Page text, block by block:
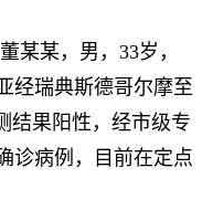
某，男，33岁，
经瑞典斯德哥尔摩至
结果阳性，经市级专
诊病例，目前在定点